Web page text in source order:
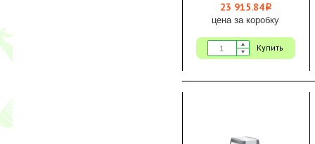
23 915.84i
цена за коробку
Купить